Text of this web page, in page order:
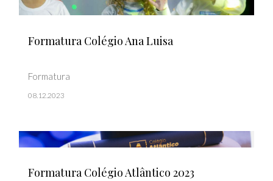
Formatura Colégio Ana Luisa
Formatura
08.12.2023
Formatura Colégio Atlântico 2023